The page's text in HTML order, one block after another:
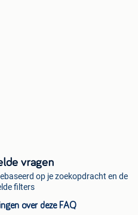
vragen
op je zoekopdracht en de
filters
over deze FAQ